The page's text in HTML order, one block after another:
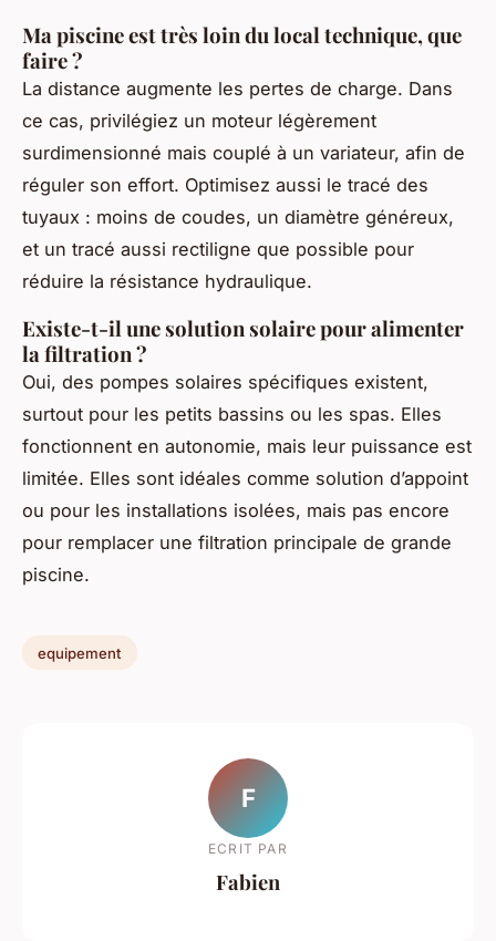
Ma piscine est très loin du local technique, que
faire ?
La distance augmente les pertes de charge. Dans
ce cas, privilégiez un moteur légèrement
surdimensionné mais couplé à un variateur, afin de
réguler son effort. Optimisez aussi le tracé des
tuyaux : moins de coudes, un diamètre généreux,
et un tracé aussi rectiligne que possible pour
réduire la résistance hydraulique.
Existe-t-il une solution solaire pour alimenter
la filtration ?
Oui, des pompes solaires spécifiques existent,
surtout pour les petits bassins ou les spas. Elles
fonctionnent en autonomie, mais leur puissance est
limitée. Elles sont idéales comme solution d’appoint
ou pour les installations isolées, mais pas encore
pour remplacer une filtration principale de grande
piscine.
equipement
F
ECRIT PAR
Fabien